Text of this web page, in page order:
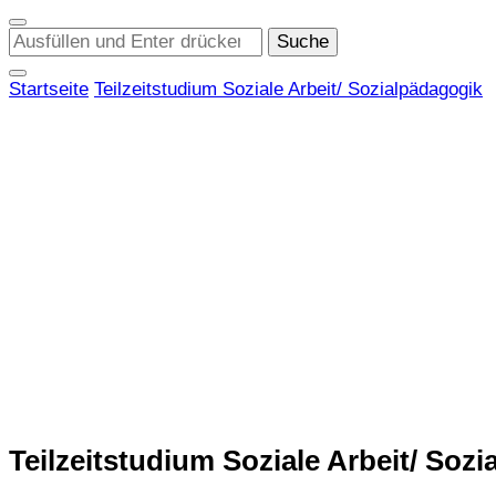
Suchst
du
nach
etwas?
Startseite Teilzeitstudium Soziale Arbeit/ Sozialpädagogik
Teilzeitstudium Soziale Arbeit/